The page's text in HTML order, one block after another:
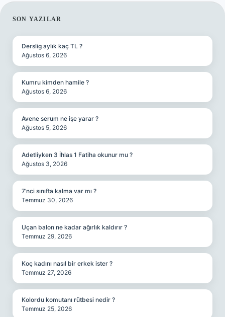
SIDEBAR
SON YAZILAR
Derslig aylık kaç TL ?
Ağustos 6, 2026
Kumru kimden hamile ?
Ağustos 6, 2026
Avene serum ne işe yarar ?
Ağustos 5, 2026
Adetliyken 3 İhlas 1 Fatiha okunur mu ?
Ağustos 3, 2026
7’nci sınıfta kalma var mı ?
Temmuz 30, 2026
Uçan balon ne kadar ağırlık kaldırır ?
Temmuz 29, 2026
Koç kadını nasıl bir erkek ister ?
Temmuz 27, 2026
Kolordu komutanı rütbesi nedir ?
Temmuz 25, 2026